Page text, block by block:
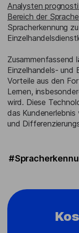
Analysten
Bereich der
Spracherkennung
Zusammenfassend
Einzelhandels- und
Vorteile aus den
Lernen,
wird. Diese
das
und